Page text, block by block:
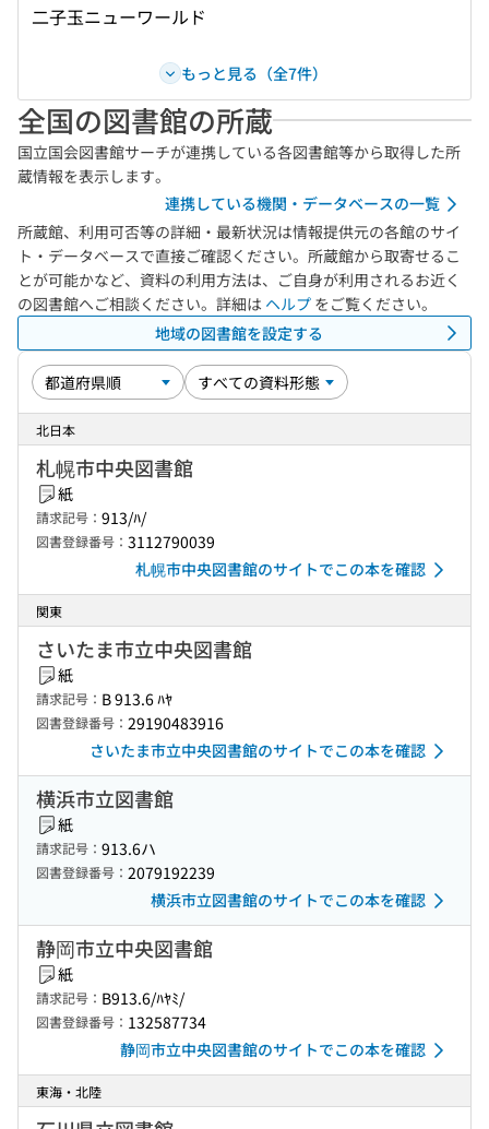
二子玉ニューワールド
もっと見る（全7件）
全国の図書館の所蔵
国立国会図書館サーチが連携している各図書館等から取得した所
蔵情報を表示します。
連携している機関・データベースの一覧
所蔵館、利用可否等の詳細・最新状況は情報提供元の各館のサイ
ト・データベースで直接ご確認ください。所蔵館から取寄せるこ
とが可能かなど、資料の利用方法は、ご自身が利用されるお近く
の図書館へご相談ください。詳細は ヘルプ をご覧ください。
地域の図書館を設定する
北日本
札幌市中央図書館
紙
請求記号： 913/ﾊ/
図書登録番号： 3112790039
札幌市中央図書館のサイトでこの本を確認
関東
さいたま市立中央図書館
紙
請求記号： B 913.6 ﾊﾔ
図書登録番号： 29190483916
さいたま市立中央図書館のサイトでこの本を確認
横浜市立図書館
紙
請求記号： 913.6ハ
図書登録番号： 2079192239
横浜市立図書館のサイトでこの本を確認
静岡市立中央図書館
紙
請求記号： B913.6/ﾊﾔﾐ/
図書登録番号： 132587734
静岡市立中央図書館のサイトでこの本を確認
東海・北陸